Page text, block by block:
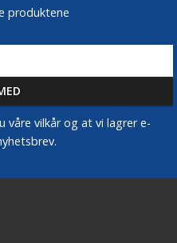
produktene
våre vilkår og at vi lagrer e-